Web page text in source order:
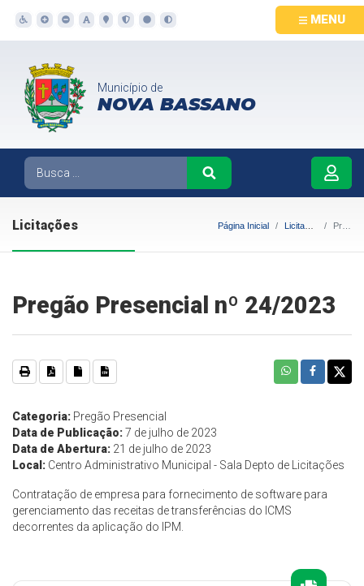
MENU
Município de
NOVA BASSANO
Licitações Página Inicial Licitações Pregão Presencial nº 24/2023
Pregão Presencial nº 24/2023
Categoria: Pregão Presencial
Data de Publicação:7 de julho de 2023
Data de Abertura: 21 de julho de 2023
Local: Centro Administrativo Municipal - Sala Depto de Licitações
Contratação de empresa para fornecimento de software para
gerenciamento das receitas de transferências do ICMS
decorrentes da aplicação do IPM.